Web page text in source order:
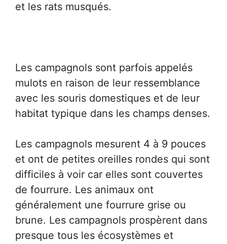
et les rats musqués.
Les campagnols sont parfois appelés
mulots en raison de leur ressemblance
avec les souris domestiques et de leur
habitat typique dans les champs denses.
Les campagnols mesurent 4 à 9 pouces
et ont de petites oreilles rondes qui sont
difficiles à voir car elles sont couvertes
de fourrure. Les animaux ont
généralement une fourrure grise ou
brune. Les campagnols prospèrent dans
presque tous les écosystèmes et